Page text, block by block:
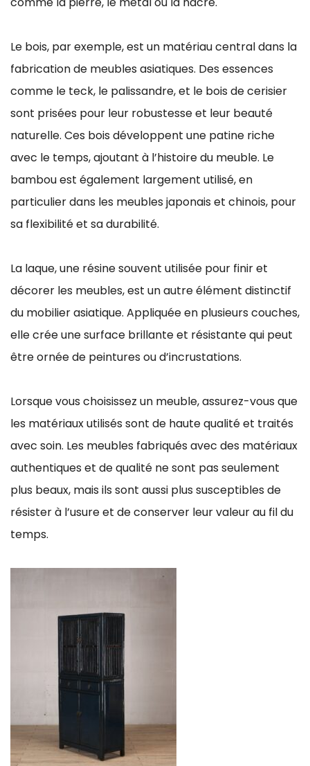
Le bois, par exemple, est un matériau central dans la
fabrication de meubles asiatiques. Des essences
comme le teck, le palissandre, et le bois de cerisier
sont prisées pour leur robustesse et leur beauté
naturelle. Ces bois développent une patine riche
avec le temps, ajoutant à l’histoire du meuble. Le
bambou est également largement utilisé, en
particulier dans les meubles japonais et chinois, pour
sa flexibilité et sa durabilité.
La laque, une résine souvent utilisée pour finir et
décorer les meubles, est un autre élément distinctif
du mobilier asiatique. Appliquée en plusieurs couches,
elle crée une surface brillante et résistante qui peut
être ornée de peintures ou d’incrustations.
Lorsque vous choisissez un meuble, assurez-vous que
les matériaux utilisés sont de haute qualité et traités
avec soin. Les meubles fabriqués avec des matériaux
authentiques et de qualité ne sont pas seulement
plus beaux, mais ils sont aussi plus susceptibles de
résister à l’usure et de conserver leur valeur au fil du
temps.